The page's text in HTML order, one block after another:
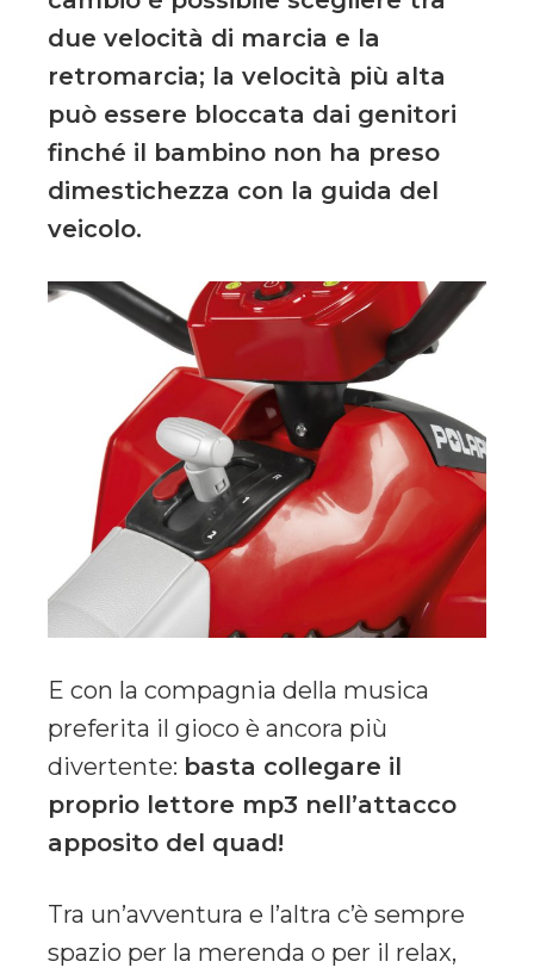
due velocità di marcia e la
retromarcia; la velocità più alta
può essere bloccata dai genitori
finché il bambino non ha preso
dimestichezza con la guida del
veicolo.
E con la compagnia della musica
preferita il gioco è ancora più
divertente: basta collegare il
proprio lettore mp3 nell’attacco
apposito del quad!
Tra un’avventura e l’altra c’è sempre
spazio per la merenda o per il relax,